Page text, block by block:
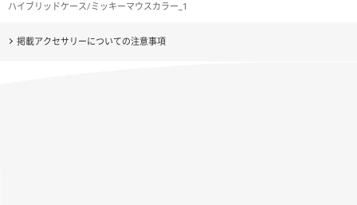
ハイブリッドケース/ミッキーマウスカラー_1
掲載アクセサリーについての注意事項